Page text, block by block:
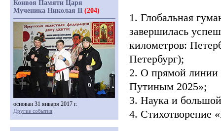
1. Глобальная
завершилась
километров:
Петербург);
2. О прямой линии
Путиным 2025»;
3. Наука и
4. Стихотворение
Конвоя Памяти Царя
Мученика Николая II (204)
основан 31 января 2017 г.
Другие события